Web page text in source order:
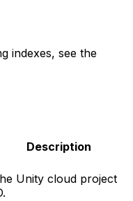
indexes, see the
Description
Unity cloud project